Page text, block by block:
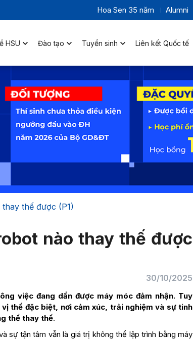
Hoa Sen 35 năm Alumni
HSU Đào tạo Tuyển sinh Liên kết Quốc tế
thế được (P1)
nào thay thế được
30/10/2025
việc đang dần được máy móc đảm nhận. Tuy
thế đặc biệt, nơi cảm xúc, trải nghiệm và sự tinh
thể thay thế.
sự tận tâm vẫn là giá trị không thể lập trình bằng máy